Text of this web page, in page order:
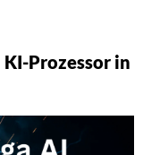
Prozessor in